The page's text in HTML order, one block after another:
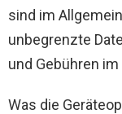
sind im
unbegrenzte
und Gebühren
Was die